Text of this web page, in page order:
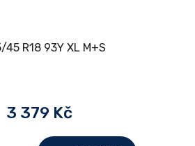
3 379 Kč